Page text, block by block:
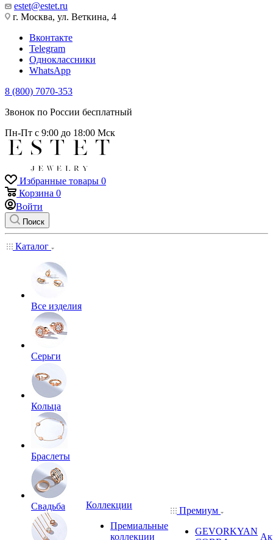
estet@estet.ru
г. Москва, ул. Веткина, 4
Вконтакте
Telegram
Одноклассники
WhatsApp
8 (800) 7070-353
Звонок по России бесплатный
Пн-Пт с 9:00 до 18:00 Мск
Избранные товары 0
Корзина 0
Войти
Поиск
Каталог
Все изделия
Серьги
Кольца
Браслеты
Свадьба
Коллекции
Премиальные
коллекции
Премиум
GEVORKYAN